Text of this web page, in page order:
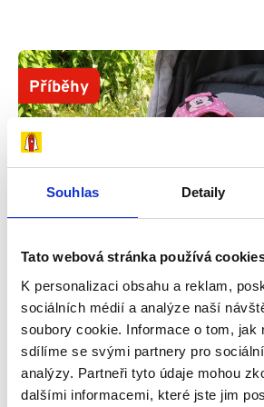
Souhlas Detaily
Tato webová stránka používá
K personalizaci obsahu a reklam,
sociálních médií a analýze naší
soubory cookie. Informace o tom, jak
sdílíme se svými partnery pro
analýzy. Partneři tyto údaje mohou
dalšími informacemi, které jste jim
Příběhy